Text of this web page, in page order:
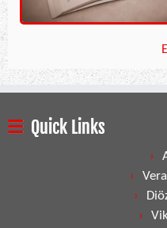
Quick Links